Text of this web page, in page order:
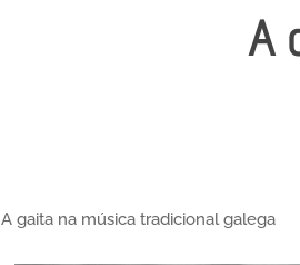
A
A gaita na música tradicional galega